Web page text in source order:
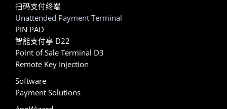
扫码支付终端
Unattended Payment Terminal
PIN PAD
智能支付亭 D22
Point of Sale Terminal D3
Remote Key Injection
Software
Payment Solutions